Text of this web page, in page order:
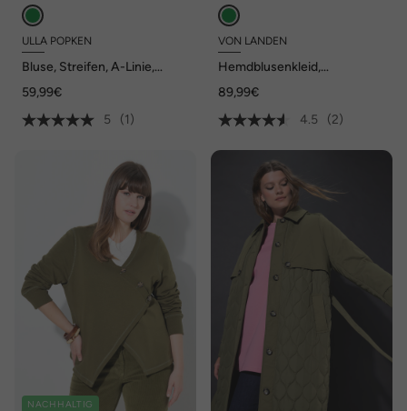
ULLA POPKEN
Bluse, Streifen, A-Linie,
59,99€
5
(1)
VON LANDEN
Hemdblusenkleid,
89,99€
4.5
(2)
NACHHALTIG